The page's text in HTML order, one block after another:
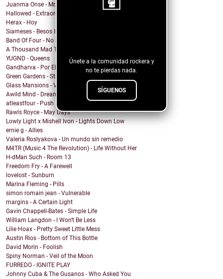
Únete a la comunidad rockera y
no te pierdas nada.
SÍGUENOS
Juanma Onse - Mr. Robot
Hallowed - Extraordinary Boy
Herax - Hoy
Siameses - Besos Inconexos
Band Of Four - No Sound
A Thousand Mad Things - Girl
YUGND - Queens
Gandharva - Por El Rockanroll
Green Gardens - Stroom
Glass Mansions - VIOLET
Awild Mind - Dreamer
atleastfour - Push
Rawls Royce - May Days
Lowly Light x Mishell Ivon - Lights Down Low
ernie g - Allies
Valeria Roslyakova - Un mundo sin remedio
M4TR (Music 4 The Revolution) - Life Without Her
H-dMan Such - Room 13
Freedom Fry - A Farewell
lovelost - Sunburn
Marina Fleming - Pills
simon romain jean - Vulnerable
margins - A Certain Light
Gavin Chappell-Bates - Simple Life
William Langdon - I Won't Be Less
Lilie Hoax - Pretty Sweet Little Mess
Austin Rios - Bottom of This Bottle
David Morin - Foolish
Spiny Norman - Veil of the Moon
FURREDO - IGNITE PLAY
Johnny Cuba & The Gusanos - Who Asked You